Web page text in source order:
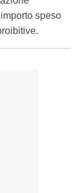
speso